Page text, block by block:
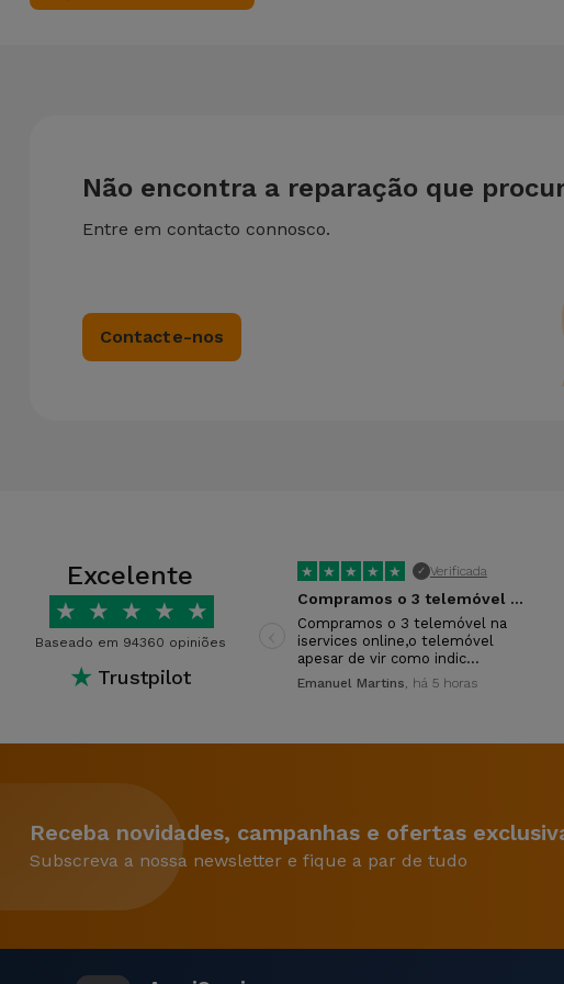
Não encontra a reparação que
Entre em contacto connosco.
Contacte-nos
Excelente
★ ★ ★ ★ ★
Baseado em 94360 opiniões
★ Trustpilot
★ ★ ★ ★ ★ ✓ Verificada
Compramos o 3 telemóvel na iservices…
Compramos o 3 telemóvel na
iservices online,o telemóvel
apesar de vir como indic…
Emanuel Martins, há 5 horas
Receba novidades, campanhas e ofertas
Subscreva a nossa newsletter e fique a par de tudo